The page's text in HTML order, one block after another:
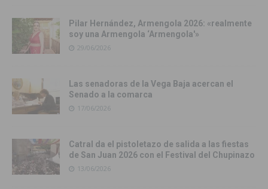
Pilar Hernández, Armengola 2026: «realmente
soy una Armengola ‘Armengola'»
29/06/2026
Las senadoras de la Vega Baja acercan el
Senado a la comarca
17/06/2026
Catral da el pistoletazo de salida a las fiestas
de San Juan 2026 con el Festival del Chupinazo
13/06/2026